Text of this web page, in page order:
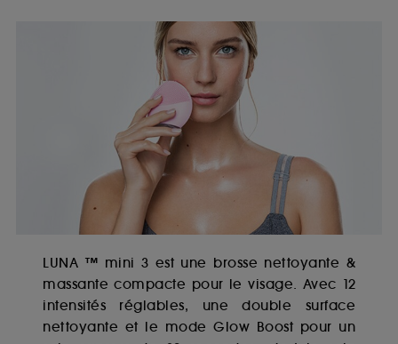
LUNA ™ mini 3 est une brosse nettoyante &
massante compacte pour le visage. Avec 12
intensités réglables, une double surface
nettoyante et le mode Glow Boost pour un